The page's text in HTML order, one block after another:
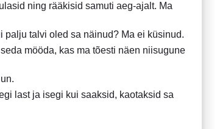
ning rääkisid samuti aeg-ajalt. Ma
palju talvi oled sa näinud? Ma ei küsinud.
mööda, kas ma tõesti näen niisugune
last ja isegi kui saaksid, kaotaksid sa